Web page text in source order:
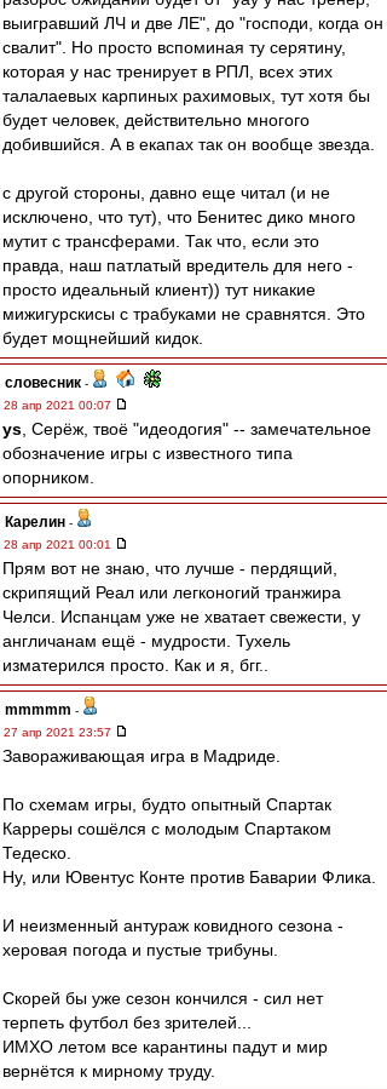
выигравший ЛЧ и две ЛЕ", до "господи, когда он
свалит". Но просто вспоминая ту серятину,
которая у нас тренирует в РПЛ, всех этих
талалаевых карпиных рахимовых, тут хотя бы
будет человек, действительно многого
добившийся. А в екапах так он вообще звезда.
с другой стороны, давно еще читал (и не
исключено, что тут), что Бенитес дико много
мутит с трансферами. Так что, если это
правда, наш патлатый вредитель для него -
просто идеальный клиент)) тут никакие
мижигурскисы с трабуками не сравнятся. Это
будет мощнейший кидок.
словесник -
28 апр 2021 00:07
ys , Серёж, твоё "идеодогия" -- замечательное
обозначение игры с известного типа
опорником.
Карелин -
28 апр 2021 00:01
Прям вот не знаю, что лучше - пердящий,
скрипящий Реал или легконогий транжира
Челси. Испанцам уже не хватает свежести, у
англичанам ещё - мудрости. Тухель
изматерился просто. Как и я, бгг..
mmmmm -
27 апр 2021 23:57
Завораживающая игра в Мадриде.
По схемам игры, будто опытный Спартак
Карреры сошёлся с молодым Спартаком
Тедеско.
Ну, или Ювентус Конте против Баварии Флика.
И неизменный антураж ковидного сезона -
херовая погода и пустые трибуны.
Скорей бы уже сезон кончился - сил нет
терпеть футбол без зрителей...
ИМХО летом все карантины падут и мир
вернётся к мирному труду.